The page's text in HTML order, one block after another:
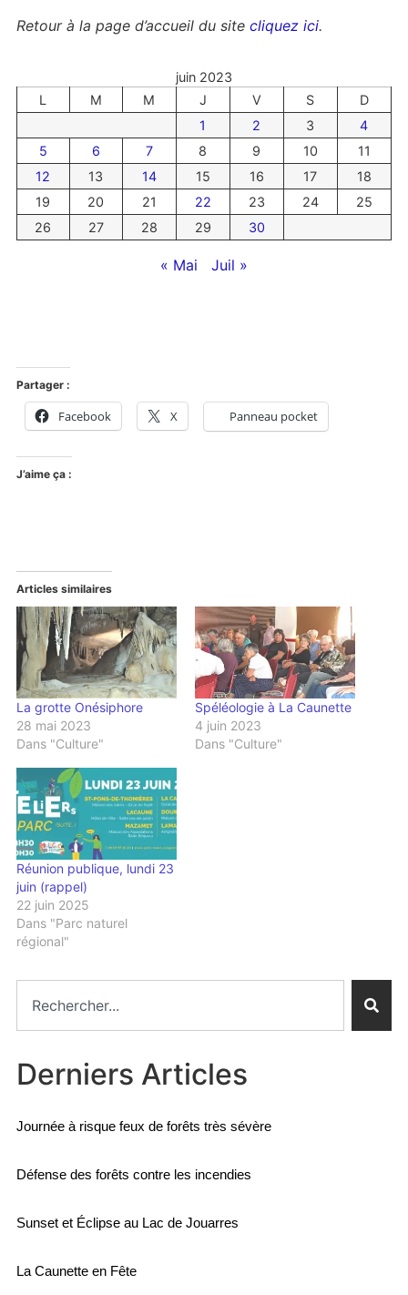
Retour à la page d’accueil du site cliquez ici.
juin 2023
L
M M J V S
D
1
2 3
4
5
6 7 8 9 10
11
12
13 14 15 16 17
18
19
20 21 22 23 24
25
26
27 28 29 30
« Mai Juil »
Partager :
Facebook X Panneau pocket
J’aime ça :
Articles similaires
La grotte Onésiphore
28 mai 2023
Dans "Culture"
Spéléologie à La Caunette
4 juin 2023
Dans "Culture"
Réunion publique, lundi 23
juin (rappel)
22 juin 2025
Dans "Parc naturel
régional"
Derniers Articles
Journée à risque feux de forêts très sévère
Défense des forêts contre les incendies
Sunset et Éclipse au Lac de Jouarres
La Caunette en Fête